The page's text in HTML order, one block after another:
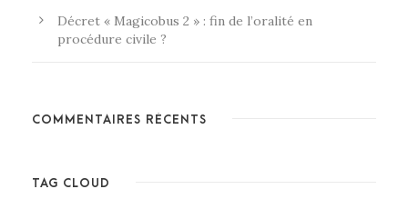
Décret « Magicobus 2 » : fin de l’oralité en
procédure civile ?
COMMENTAIRES RÉCENTS
TAG CLOUD